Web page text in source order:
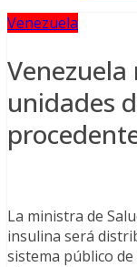
Venezuela
unidades
La ministra de
insulina será
sistema público